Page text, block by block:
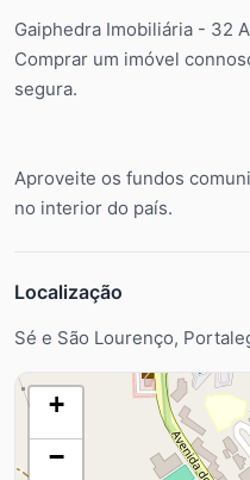
Gaiphedra Imobiliária - 32
Comprar um imóvel
segura.
Aproveite os fundos
no interior do país.
Localização
Sé e São Lourenço,
+
−